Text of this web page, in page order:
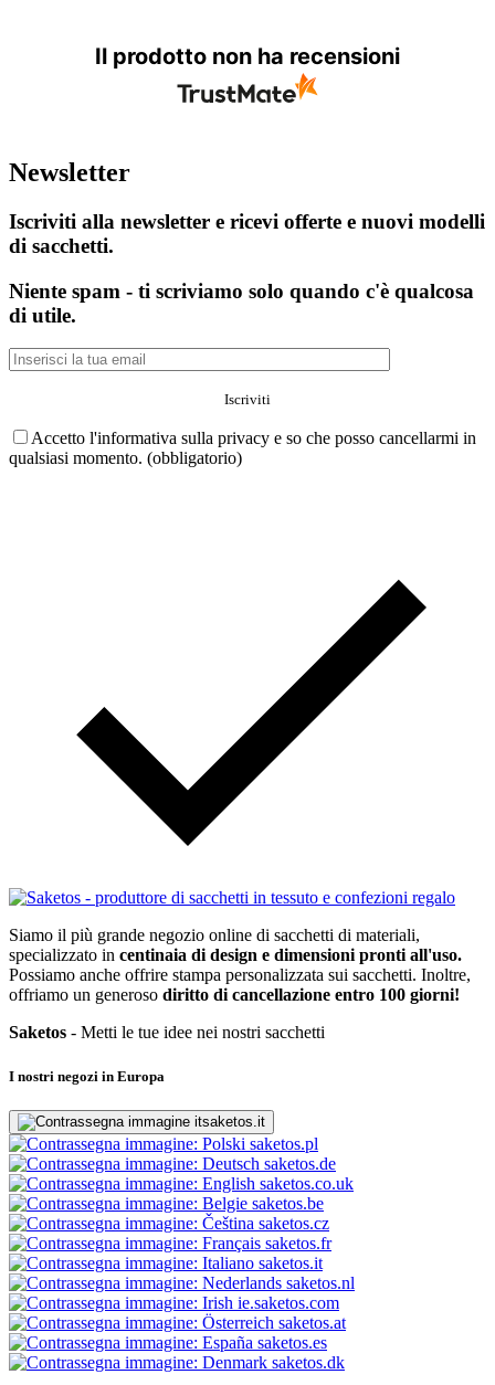
Il prodotto non ha recensioni
Newsletter
Iscriviti alla newsletter e ricevi offerte e nuovi modelli
di sacchetti.
Niente spam - ti scriviamo solo quando c'è qualcosa
di utile.
Accetto l'informativa sulla privacy e so che posso cancellarmi in
qualsiasi momento. (obbligatorio)
Siamo il più grande negozio online di sacchetti di materiali,
specializzato in centinaia di design e dimensioni pronti all'uso.
Possiamo anche offrire stampa personalizzata sui sacchetti. Inoltre,
offriamo un generoso diritto di cancellazione entro 100 giorni!
Saketos - Metti le tue idee nei nostri sacchetti
I nostri negozi in Europa
saketos.it
saketos.pl
saketos.de
saketos.co.uk
saketos.be
saketos.cz
saketos.fr
saketos.it
saketos.nl
ie.saketos.com
saketos.at
saketos.es
saketos.dk